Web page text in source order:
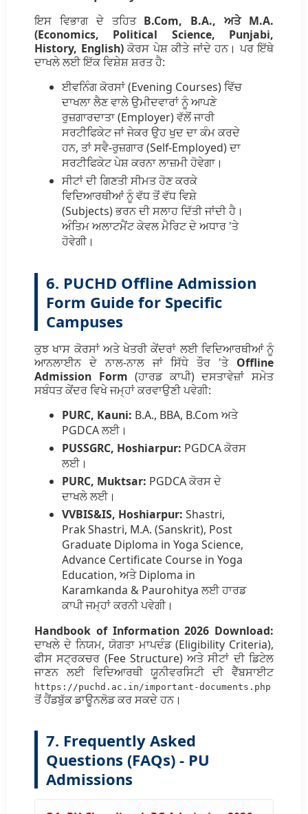
ਇਸ ਵਿਭਾਗ ਦੇ ਤਹਿਤ B.Com, B.A., ਅਤੇ M.A.
(Economics, Political Science, Punjabi,
History, English)ਕੋਰਸ ਪੇਸ਼ ਕੀਤੇ ਜਾਂਦੇ ਹਨ। ਪਰ ਇੱਥੇ
ਦਾਖਲੇ ਲਈ ਇੱਕ ਵਿਸ਼ੇਸ਼ ਸ਼ਰਤ ਹੈ:
ਈਵਨਿੰਗ ਕੋਰਸਾਂ (Evening Courses) ਵਿੱਚ
ਦਾਖਲਾ ਲੈਣ ਵਾਲੇ ਉਮੀਦਵਾਰਾਂ ਨੂੰ ਆਪਣੇ
ਰੁਜ਼ਗਾਰਦਾਤਾ (Employer) ਵੱਲੋਂ ਜਾਰੀ
ਸਰਟੀਫਿਕੇਟ ਜਾਂ ਜੇਕਰ ਉਹ ਖੁਦ ਦਾ ਕੰਮ ਕਰਦੇ
ਹਨ, ਤਾਂ ਸਵੈ-ਰੁਜ਼ਗਾਰ (Self-Employed) ਦਾ
ਸਰਟੀਫਿਕੇਟ ਪੇਸ਼ ਕਰਨਾ ਲਾਜ਼ਮੀ ਹੋਵੇਗਾ।
ਸੀਟਾਂ ਦੀ ਗਿਣਤੀ ਸੀਮਤ ਹੋਣ ਕਰਕੇ
ਵਿਦਿਆਰਥੀਆਂ ਨੂੰ ਵੱਧ ਤੋਂ ਵੱਧ ਵਿਸ਼ੇ
(Subjects) ਭਰਨ ਦੀ ਸਲਾਹ ਦਿੱਤੀ ਜਾਂਦੀ ਹੈ।
ਅੰਤਿਮ ਅਲਾਟਮੈਂਟ ਕੇਵਲ ਮੈਰਿਟ ਦੇ ਅਧਾਰ 'ਤੇ
ਹੋਵੇਗੀ।
6. PUCHD Offline Admission
Form Guide for Specific
Campuses
ਕੁਝ ਖਾਸ ਕੋਰਸਾਂ ਅਤੇ ਖੇਤਰੀ ਕੇਂਦਰਾਂ ਲਈ ਵਿਦਿਆਰਥੀਆਂ ਨੂੰ
ਆਨਲਾਈਨ ਦੇ ਨਾਲ-ਨਾਲ ਜਾਂ ਸਿੱਧੇ ਤੌਰ 'ਤੇ Offline
Admission Form (ਹਾਰਡ ਕਾਪੀ) ਦਸਤਾਵੇਜ਼ਾਂ ਸਮੇਤ
ਸਬੰਧਤ ਕੇਂਦਰ ਵਿਖੇ ਜਮ੍ਹਾਂ ਕਰਵਾਉਣੀ ਪਵੇਗੀ:
PURC, Kauni: B.A., BBA, B.Com ਅਤੇ
PGDCA ਲਈ।
PUSSGRC, Hoshiarpur: PGDCA ਕੋਰਸ
ਲਈ।
PURC, Muktsar: PGDCA ਕੋਰਸ ਦੇ
ਦਾਖਲੇ ਲਈ।
VVBIS&IS, Hoshiarpur: Shastri,
Prak Shastri, M.A. (Sanskrit), Post
Graduate Diploma in Yoga Science,
Advance Certificate Course in Yoga
Education, ਅਤੇ Diploma in
Karamkanda & Paurohitya ਲਈ ਹਾਰਡ
ਕਾਪੀ ਜਮ੍ਹਾਂ ਕਰਨੀ ਪਵੇਗੀ।
Handbook of Information 2026 Download:
ਦਾਖਲੇ ਦੇ ਨਿਯਮ, ਯੋਗਤਾ ਮਾਪਦੰਡ (Eligibility Criteria),
ਫੀਸ ਸਟ੍ਰਕਚਰ (Fee Structure) ਅਤੇ ਸੀਟਾਂ ਦੀ ਡਿਟੇਲ
ਜਾਣਨ ਲਈ ਵਿਦਿਆਰਥੀ ਯੂਨੀਵਰਸਿਟੀ ਦੀ ਵੈੱਬਸਾਈਟ
https://puchd.ac.in/important-documents.php
ਤੋਂ ਹੈਂਡਬੁੱਕ ਡਾਊਨਲੋਡ ਕਰ ਸਕਦੇ ਹਨ।
7. Frequently Asked
Questions (FAQs) - PU
Admissions